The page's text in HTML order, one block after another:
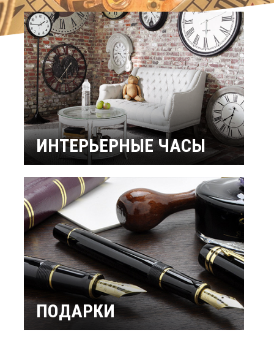
Спортивные Керамические
Механические
На ремешке
С
бриллиантами
Титановые
Хронографы
ИНТЕРЬЕРНЫЕ ЧАСЫ
Будильники
Бренды
ПОДАРКИ